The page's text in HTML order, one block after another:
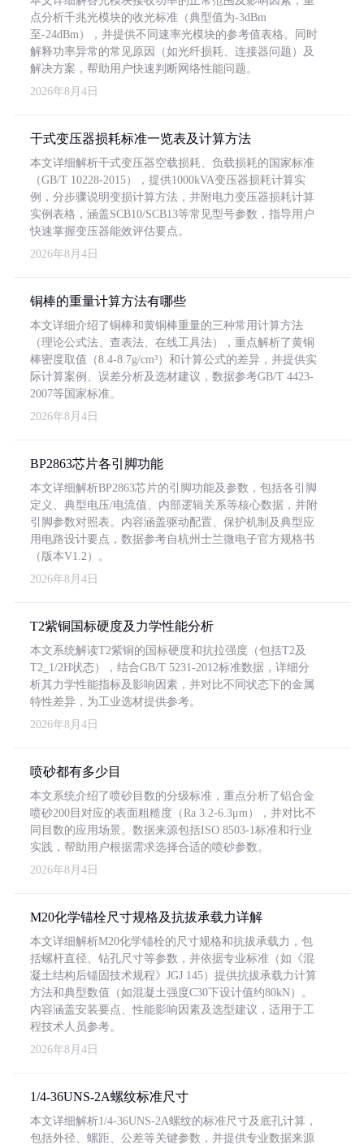
点分析千兆光模块的收光标准（典型值为-3dBm
至-24dBm），并提供不同速率光模块的参考值表格。同时
解释功率异常的常见原因（如光纤损耗、连接器问题）及
解决方案，帮助用户快速判断网络性能问题。
2026年8月4日
干式变压器损耗标准一览表及计算方法
本文详细解析干式变压器空载损耗、负载损耗的国家标准
（GB/T 10228-2015），提供1000kVA变压器损耗计算实
例，分步骤说明变损计算方法，并附电力变压器损耗计算
实例表格，涵盖SCB10/SCB13等常见型号参数，指导用户
快速掌握变压器能效评估要点。
2026年8月4日
铜棒的重量计算方法有哪些
本文详细介绍了铜棒和黄铜棒重量的三种常用计算方法
（理论公式法、查表法、在线工具法），重点解析了黄铜
棒密度取值（8.4-8.7g/cm³）和计算公式的差异，并提供实
际计算案例、误差分析及选材建议，数据参考GB/T 4423-
2007等国家标准。
2026年8月4日
BP2863芯片各引脚功能
本文详细解析BP2863芯片的引脚功能及参数，包括各引脚
定义、典型电压/电流值、内部逻辑关系等核心数据，并附
引脚参数对照表。内容涵盖驱动配置、保护机制及典型应
用电路设计要点，数据参考自杭州士兰微电子官方规格书
（版本V1.2）。
2026年8月4日
T2紫铜国标硬度及力学性能分析
本文系统解读T2紫铜的国标硬度和抗拉强度（包括T2及
T2_1/2H状态），结合GB/T 5231-2012标准数据，详细分
析其力学性能指标及影响因素，并对比不同状态下的金属
特性差异，为工业选材提供参考。
2026年8月4日
喷砂都有多少目
本文系统介绍了喷砂目数的分级标准，重点分析了铝合金
喷砂200目对应的表面粗糙度（Ra 3.2-6.3μm），并对比不
同目数的应用场景。数据来源包括ISO 8503-1标准和行业
实践，帮助用户根据需求选择合适的喷砂参数。
2026年8月4日
M20化学锚栓尺寸规格及抗拔承载力详解
本文详细解析M20化学锚栓的尺寸规格和抗拔承载力，包
括螺杆直径、钻孔尺寸等参数，并依据专业标准（如《混
凝土结构后锚固技术规程》JGJ 145）提供抗拔承载力计算
方法和典型数值（如混凝土强度C30下设计值约80kN）。
内容涵盖安装要点、性能影响因素及选型建议，适用于工
程技术人员参考。
2026年8月4日
1/4-36UNS-2A螺纹标准尺寸
本文详细解析1/4-36UNS-2A螺纹的标准尺寸及底孔计算，
包括外径、螺距、公差等关键参数，并提供专业数据来源